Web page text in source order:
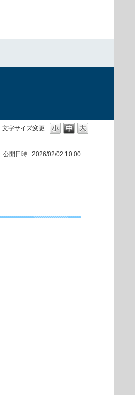
文字サイズ変更
公開日時 : 2026/02/02 10:00